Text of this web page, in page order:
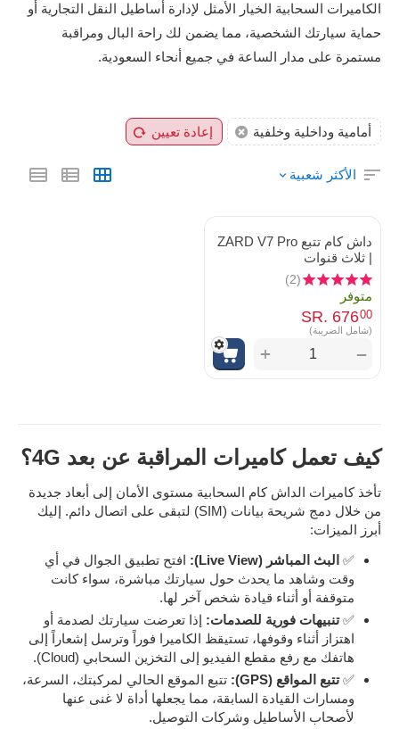
الكاميرات السحابية الخيار الأمثل لإدارة أساطيل النقل التجارية أو
حماية سيارتك الشخصية، مما يضمن لك راحة البال ومراقبة
مستمرة على مدار الساعة في جميع أنحاء السعودية.
أمامية وداخلية وخلفية إعادة تعيين
الأكثر شعبية
داش كام تتبع ZARD V7 Pro
| ثلاث قنوات
(2)
متوفر
SR. 67600
(شامل الضريبة)
+ −
كيف تعمل كاميرات المراقبة عن بعد 4G؟
تأخذ كاميرات الداش كام السحابية مستوى الأمان إلى أبعاد جديدة
من خلال دمج شريحة بيانات (SIM) لتبقى على اتصال دائم. إليك
أبرز الميزات:
✅ البث المباشر (Live View):
افتح تطبيق الجوال في أي
وقت وشاهد ما يحدث حول سيارتك مباشرة، سواء كانت
متوقفة أو أثناء قيادة شخص آخر لها.
✅تنبيهات فورية للصدمات: إذا تعرضت سيارتك لصدمة أو
اهتزاز أثناء وقوفها، تستيقظ الكاميرا فوراً وترسل إشعاراً إلى
هاتفك مع رفع مقطع الفيديو إلى التخزين السحابي (Cloud).
✅تتبع المواقع (GPS):
تتبع الموقع الحالي لمركبتك، السرعة،
ومسارات القيادة السابقة، مما يجعلها أداة لا غنى عنها
لأصحاب الأساطيل وشركات التوصيل.